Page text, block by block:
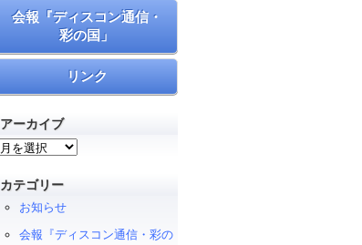
会報『ディスコン通信・
彩の国」
リンク
アーカイブ
ア
カ
カテゴリー
お知らせ
会報『ディスコン通信・彩の